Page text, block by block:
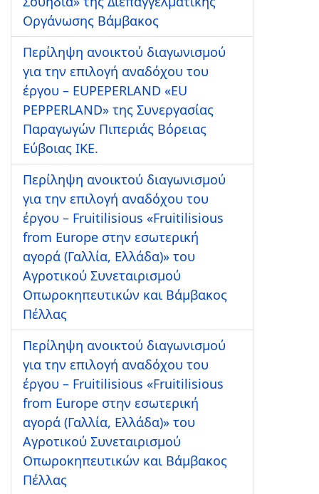
Οργάνωσης Βάμβακος
Περίληψη ανοικτού διαγωνισμού
για την επιλογή αναδόχου του
έργου – EUPEPERLAND «EU
PEPPERLAND» της Συνεργασίας
Παραγωγών Πιπεριάς Βόρειας
Εύβοιας ΙΚΕ.
Περίληψη ανοικτού διαγωνισμού
για την επιλογή αναδόχου του
έργου – Fruitilisious «Fruitilisious
from Europe στην εσωτερική
αγορά (Γαλλία, Ελλάδα)» του
Αγροτικού Συνεταιρισμού
Οπωροκηπευτικών και Βάμβακος
Πέλλας
Περίληψη ανοικτού διαγωνισμού
για την επιλογή αναδόχου του
έργου – Fruitilisious «Fruitilisious
from Europe στην εσωτερική
αγορά (Γαλλία, Ελλάδα)» του
Αγροτικού Συνεταιρισμού
Οπωροκηπευτικών και Βάμβακος
Πέλλας